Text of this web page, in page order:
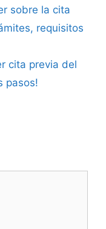
sobre la cita
requisitos
cita previa del
pasos!